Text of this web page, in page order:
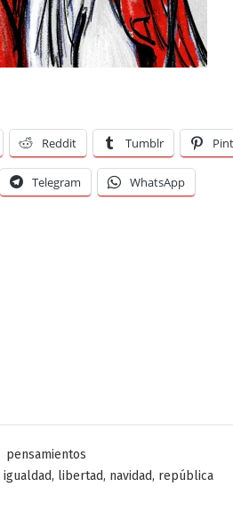
Reddit Tumblr
Telegram WhatsApp
Publicado
en
pensamientos
igualdad, libertad, navidad, república